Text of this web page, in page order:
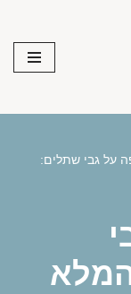
על גבי שתלים: